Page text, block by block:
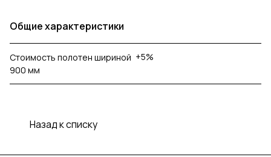
Общие характеристики
Стоимость полотен шириной
900 мм
+5%
Назад к списку